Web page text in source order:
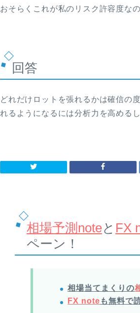
おそらくこれが私のリスク許容度なの
回答
どれだけロットを張れるかは確信の
れるようになるには分析力を高める
相場予測noteと FX
ペーン！
相場当てまくりの
FX note も無料で